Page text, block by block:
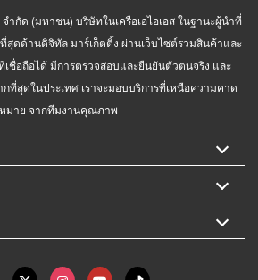
ำกัด (มหาชน) บริษัทในเครือเอไอเอส ในฐานะผู้นำที่
ดด้านดิจิทัล มาร์เก็ตติ้ง ผ่านเว็บไซต์รวมสินค้าและ
เชื่อถือได้ มีการตรวจสอบและยืนยันตัวตนจริง และ
ที่สุดในประเทศ เราจะมอบบริการที่เหนือความคาด
หมาย จากทีมงานคุณภาพ